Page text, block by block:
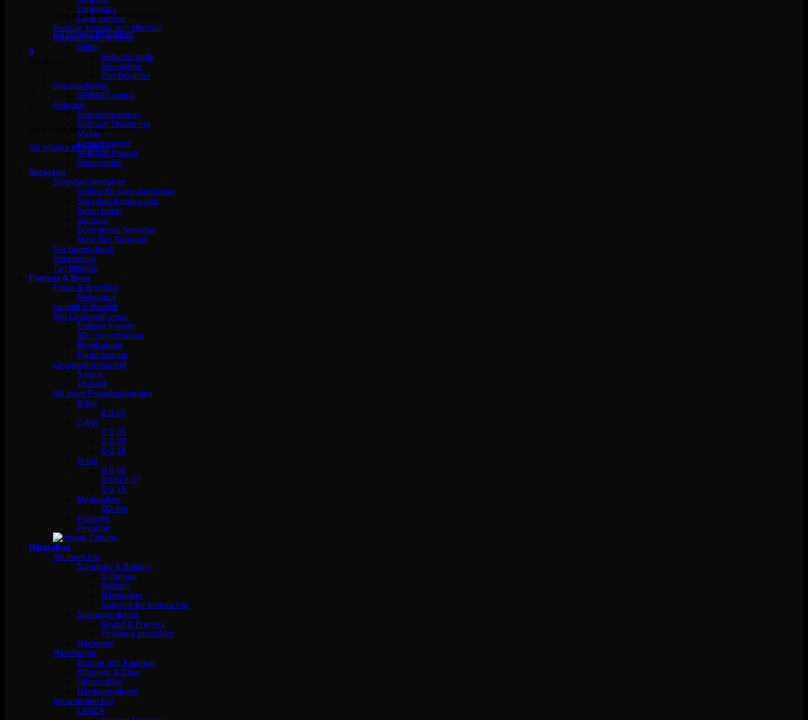
Inga produkter i varukorgen.
Gå tillbaka till butiken
0
Inga produkter i varukorgen.
Gå tillbaka till butiken
Läppglans
Läpp pennor
Penslar, borstar och tillbehör
Makeup dekorationer
Glitter
Reflekterande
Neonglitter
Ztirl Bioglitter
Specialeffekter
GRIMAS smink
Airbrush
Airbrushmakeup
Airbrush Utrustning
Mallar
Kompressorer
Airbrush Pennor
Reservdelar
Spraytan
Spraytan produkter
Vätska för spraytan/airtan
Spraytan kompressor
Airtan paket
Jantana
BGorgeous Spraytan
Mine Tan Spraytan
För hemmabruk
Paketpriser
Tan tillbehör
Fransar & Bryn
Frans & Brynfärg
Reflectocil
Lashlift & Browlift
Alla Lösögonfransar
Enklare fransar
3D / Volymfransar
Blingfransar
Fjäderfransar
Lösögonfranspaket
5-pack
10-pack
Allt inom Fransförlängning
B-böj
B 0.05
C-böj
C 0,05
C 0,07
C 0,15
D-böj
D 0,05
D-böj 0,07
D 0,15
Megavolym
DD-böj
Franslim
Pincetter
Hårstyling
Allt inom hår
Schampo & Balsam
Schampo
Balsam
Hårmasker
Speciellt för blonda hår
Stylingprodukter
Grund & Primers
Finishing produkter
Hårbotten
Hårtillbehör
Borstar och Kammar
Klämmor & Clips
Hårsnoddar
Hårdekorationer
Varumärken hår
LANZA